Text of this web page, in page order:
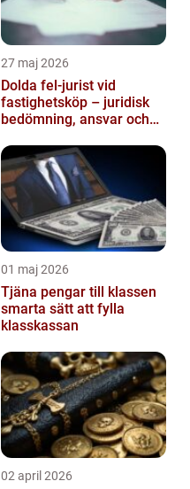
27 maj 2026
Dolda fel-jurist vid
fastighetsköp – juridisk
bedömning, ansvar och
tvister...
01 maj 2026
Tjäna pengar till klassen
smarta sätt att fylla
klasskassan
02 april 2026